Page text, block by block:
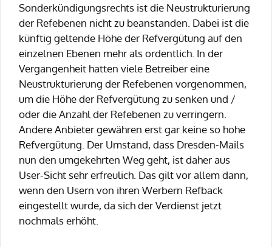
Sonderkündigungsrechts ist die Neustrukturierung
der Refebenen nicht zu beanstanden. Dabei ist die
künftig geltende Höhe der Refvergütung auf den
einzelnen Ebenen mehr als ordentlich. In der
Vergangenheit hatten viele Betreiber eine
Neustrukturierung der Refebenen vorgenommen,
um die Höhe der Refvergütung zu senken und /
oder die Anzahl der Refebenen zu verringern.
Andere Anbieter gewähren erst gar keine so hohe
Refvergütung. Der Umstand, dass Dresden-Mails
nun den umgekehrten Weg geht, ist daher aus
User-Sicht sehr erfreulich. Das gilt vor allem dann,
wenn den Usern von ihren Werbern Refback
eingestellt wurde, da sich der Verdienst jetzt
nochmals erhöht.